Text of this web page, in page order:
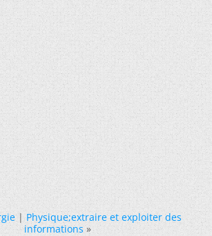
|Physique;extraire et exploiter des
informations »